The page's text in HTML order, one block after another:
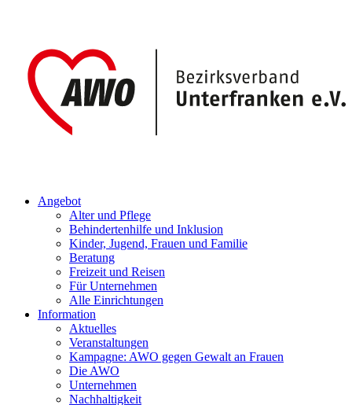
Angebot
Alter und Pflege
Behindertenhilfe und Inklusion
Kinder, Jugend, Frauen und Familie
Beratung
Freizeit und Reisen
Für Unternehmen
Alle Einrichtungen
Information
Aktuelles
Veranstaltungen
Kampagne: AWO gegen Gewalt an Frauen
Die AWO
Unternehmen
Nachhaltigkeit